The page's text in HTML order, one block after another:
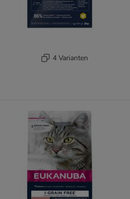
4 Varianten